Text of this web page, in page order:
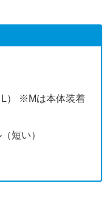
L） ※Mは本体装着
短い）